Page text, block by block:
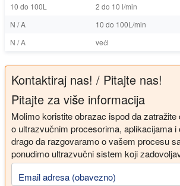
10 do 100L
2 do 10 l/min
N / A
10 do 100L/min
N / A
veći
Kontaktiraj nas! / Pitajte nas!
Pitajte za više informacija
Molimo koristite obrazac ispod da zatražite
o ultrazvučnim procesorima, aplikacijama i
drago da razgovaramo o vašem procesu
ponudimo ultrazvučni sistem koji
Email adresa (obavezno)